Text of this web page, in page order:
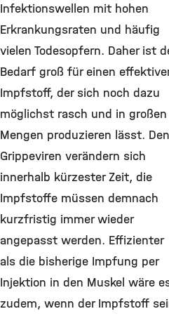
Infektionswellen mit hohen
Erkrankungsraten und häufig
vielen Todesopfern. Daher ist
Bedarf groß für einen
Impfstoff, der sich noch dazu
möglichst rasch und in großen
Mengen produzieren lässt.
Grippeviren verändern sich
innerhalb kürzester Zeit, die
Impfstoffe müssen demnach
kurzfristig immer wieder
angepasst werden. Effizienter
als die bisherige Impfung per
Injektion in den Muskel wäre
zudem, wenn der Impfstoff